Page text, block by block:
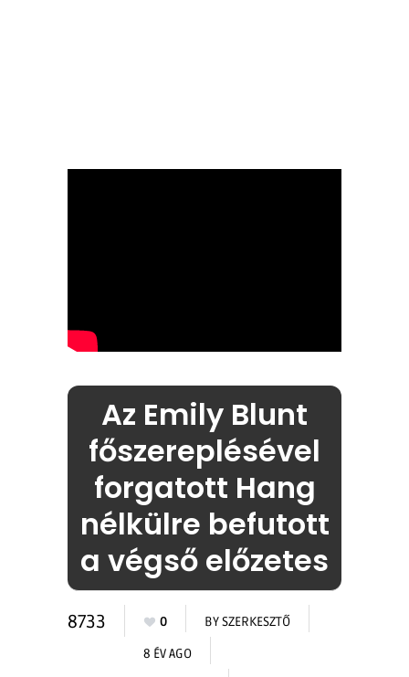
Az Emily Blunt
főszereplésével
forgatott Hang
nélkülre befutott
a végső előzetes
8733 0 BYSZERKESZTŐ
8 ÉV AGO